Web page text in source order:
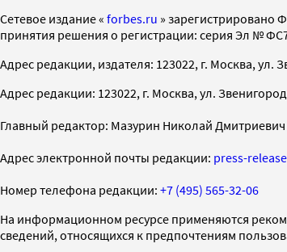
Cетевое издание « forbes.ru » зарегистрировано
принятия решения о регистрации: серия Эл №
Адрес редакции, издателя: 123022, г. Москва, ул.
Адрес редакции: 123022, г. Москва, ул.
Главный редактор: Мазурин Николай Дмитриевич
Адрес электронной почты редакции: press-
Номер телефона редакции: +7 (495) 565-32-06
На информационном ресурсе применяются
сведений, относящихся к предпочтениям